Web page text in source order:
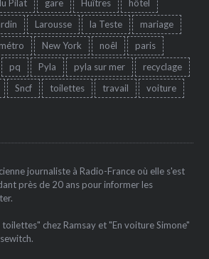
Pilat gare Huîtres
hôtel
Larousse la Teste
mariage
métro New York noêl
paris
pq Pyla pyla sur mer
recyclage
Sncf toilettes travail
voiture
journaliste à Radio-France où elle s'est
près de 20 ans pour informer les
chez Ramsay et "En voiture Simone"